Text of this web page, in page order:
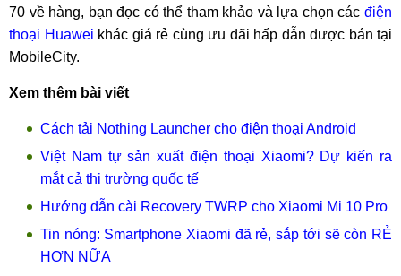
70 về hàng, bạn đọc có thể tham khảo và lựa chọn các điện
thoại Huawei khác giá rẻ cùng ưu đãi hấp dẫn được bán tại
MobileCity.
Xem thêm bài viết
Cách tải Nothing Launcher cho điện thoại Android
Việt Nam tự sản xuất điện thoại Xiaomi? Dự kiến ra
mắt cả thị trường quốc tế
Hướng dẫn cài Recovery TWRP cho Xiaomi Mi 10 Pro
Tin nóng: Smartphone Xiaomi đã rẻ, sắp tới sẽ còn RẺ
HƠN NỮA